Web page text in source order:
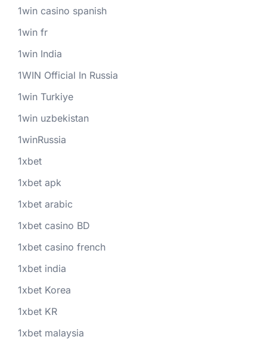
1win casino spanish
1win fr
1win India
1WIN Official In Russia
1win Turkiye
1win uzbekistan
1winRussia
1xbet
1xbet apk
1xbet arabic
1xbet casino BD
1xbet casino french
1xbet india
1xbet Korea
1xbet KR
1xbet malaysia